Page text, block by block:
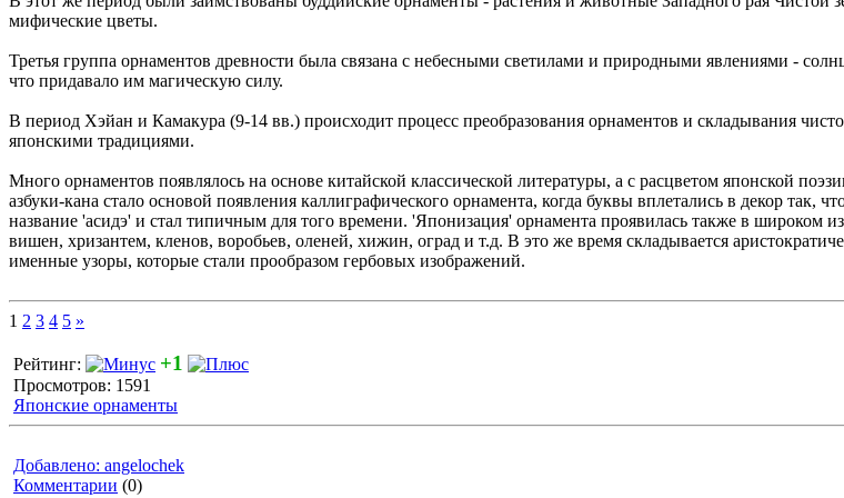
мифические цветы.
Третья группа орнаментов древности была связана с небесными светилами и природными явлениями -
что придавало им магическую силу.
В период Хэйан и Камакура (9-14 вв.) происходит процесс преобразования орнаментов и складывания
японскими традициями.
Много орнаментов появлялось на основе китайской классической литературы, а с расцветом японской
азбуки-кана стало основой появления каллиграфического орнамента, когда буквы вплетались в декор
название 'асидэ' и стал типичным для того времени. 'Японизация' орнамента проявилась также в
вишен, хризантем, кленов, воробьев, оленей, хижин, оград и т.д. В это же время складывается
именные узоры, которые стали прообразом гербовых изображений.
1 2 3 4 5 »
Рейтинг: +1
Просмотров: 1591
Японские орнаменты
Добавлено: angelochek
Комментарии (0)